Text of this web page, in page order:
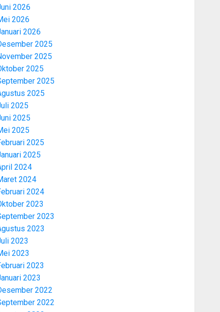
2026
2026
2026
2025
2025
2025
2025
2025
2025
2025
2025
2025
2025
2024
2024
2024
2023
2023
2023
2023
2023
2023
2023
2022
2022